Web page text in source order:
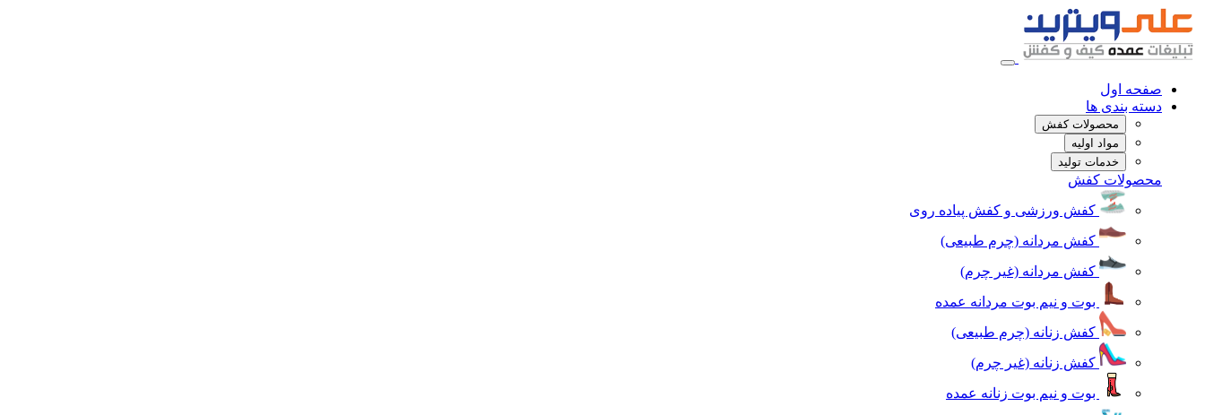
صفحه اول
دسته بندی ها
محصولات کفش
مواد اولیه
خدمات تولید
محصولات کفش
کفش ورزشی و کفش پیاده روی
کفش مردانه (چرم طبیعی)
کفش مردانه (غیر چرم)
بوت و نیم بوت مردانه عمده
کفش زنانه (چرم طبیعی)
کفش زنانه (غیر چرم)
بوت و نیم بوت زنانه عمده